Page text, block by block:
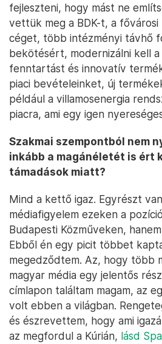
fejleszteni, hogy mást ne
vettük meg a BDK-t, a
céget, több intézményi távhő
bekötésért, modernizálni kell
fenntartást és innovatív
piaci bevételeinket, új
például a villamosenergia
piacra, ami egy igen
Szakmai szempontból nem
inkább a magánéletét is ért
támadások miatt?
Mind a kettő igaz. Egyrészt
médiafigyelem ezeken a
Budapesti Közműveken,
Ebből én egy picit többet
megedződtem. Az, hogy több
magyar média egy jelentős
címlapon találtam magam, az
volt ebben a világban.
és észrevettem, hogy ami
az megfordul a Kúrián, lásd